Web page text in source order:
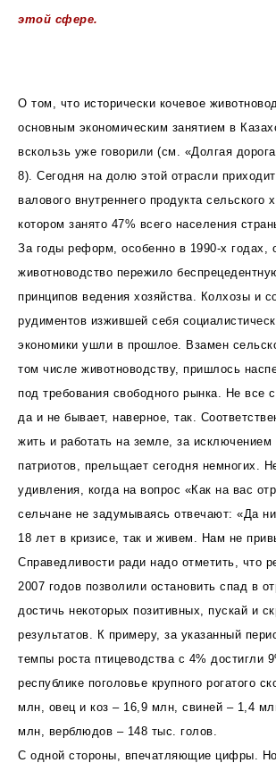
этой сфере.
О том, что исторически кочевое
основным экономическим занятием в
вскользь уже говорили (см. «Долгая
8). Сегодня на долю этой отрасли
валового внутреннего продукта сельского
котором занято 47% всего населения
За годы реформ, особенно в 1990-х годах,
животноводство пережило
принципов ведения хозяйства. Колхозы и
рудиментов изжившей себя
экономики ушли в прошлое. Взамен
том числе животноводству, пришлось
под требования свободного рынка. Не все
да и не бывает, наверное, так.
жить и работать на земле, за исключением
патриотов, прельщает сегодня немногих.
удивления, когда на вопрос «Как на вас
сельчане не задумываясь отвечают: «Да
18 лет в кризисе, так и живем. Нам не
Справедливости ради надо отметить, что
2007 годов позволили остановить спад в
достичь некоторых позитивных, пускай и
результатов. К примеру, за указанный
темпы роста птицеводства с 4% достигли
республике поголовье крупного рогатого
млн, овец и коз – 16,9 млн, свиней – 1,4
млн, верблюдов – 148 тыс. голов.
С одной стороны, впечатляющие цифры.